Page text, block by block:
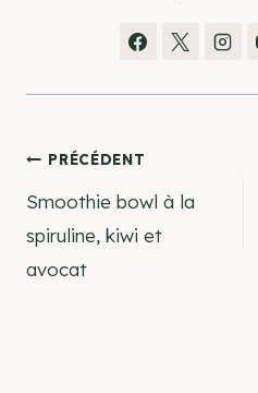
Navigation
de
l’article
PRÉCÉDENT
Smoothie bowl à la
spiruline, kiwi et
avocat